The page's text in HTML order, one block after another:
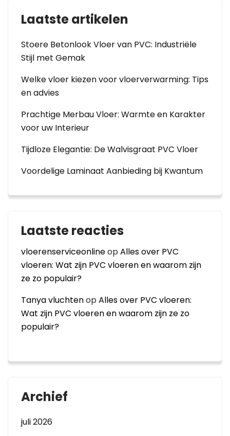
Laatste artikelen
Stoere Betonlook Vloer van PVC: Industriële
Stijl met Gemak
Welke vloer kiezen voor vloerverwarming: Tips
en advies
Prachtige Merbau Vloer: Warmte en Karakter
voor uw Interieur
Tijdloze Elegantie: De Walvisgraat PVC Vloer
Voordelige Laminaat Aanbieding bij Kwantum
Laatste reacties
vloerenserviceonlineopAlles over PVC
vloeren: Wat zijn PVC vloeren en waarom zijn
ze zo populair?
Tanya vluchtenopAlles over PVC vloeren:
Wat zijn PVC vloeren en waarom zijn ze zo
populair?
Archief
juli 2026